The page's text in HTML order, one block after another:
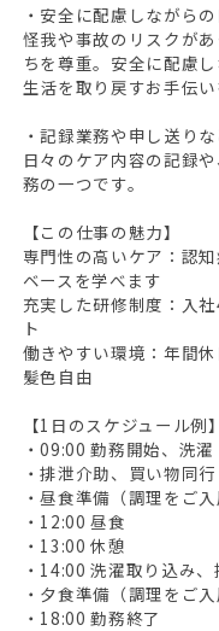
・安全に配慮しながら
怪我や事故のリスクが
ちを尊重。安全に配慮
生活を取り戻すお手伝い
・記録業務や申し送り
日々のケア内容の記録
務の一つです。
【この仕事の魅力】
専門性の高いケア：認
ベースを学べます
充実した研修制度：入
ト
働きやすい環境：年間
髪色自由
【1日のスケジュール例】
・09:00 勤務開始、洗
・排泄介助、買い物同行
・昼食準備（調理をご入
・12:00 昼食
・13:00 休憩
・14:00 洗濯取り込み
・夕食準備（調理をご入
・18:00 勤務終了